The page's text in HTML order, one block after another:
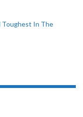
Toughest In The